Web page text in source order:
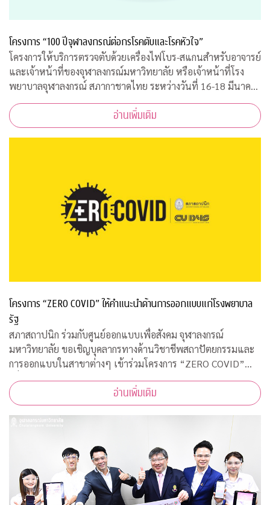
โครงการ “100 ปีจุฬาลงกรณ์ต่อกรโรคตับและโรคหัวใจ”
โครงการให้บริการตรวจตับด้วยเครื่องไฟโบร-สแกนสำหรับอาจารย์
และเจ้าหน้าที่ของจุฬาลงกรณ์มหาวิทยาลัย หรือเจ้าหน้าที่โรง
พยาบาลจุฬาลงกรณ์ สภากาชาดไทย ระหว่างวันที่ 16-18 มีนาคม
2563 เวลา 08.00-15.00 ณ ฝ่ายธนาคารเลือด ชั้น 3B อาคารภูมิสิ
ริมังคลานุสรณ์ รพ.จุฬาลงกรอ่านเพิ่มเติม
โครงการ “ZERO COVID” ให้คำแนะนำด้านการออกแบบแก่โรงพยาบาล
รัฐ
สภาสถาปนิก ร่วมกับศูนย์ออกแบบเพื่อสังคม จุฬาลงกรณ์
มหาวิทยาลัย ขอเชิญบุคลากรทางด้านวิชาชีพสถาปัตยกรรมและ
การออกแบบในสาขาต่างๆ เข้าร่วมโครงการ “ZERO COVID”
เพื่อให้ความช่วยเหลือด้านการออกแบบแก่โรงพยาบาลของรัฐ
พร้อมคำแนะนำการออกแบบสถานที่รองรับผู้ป่วยจากเชื้อ
อ่านเพิ่มเติม